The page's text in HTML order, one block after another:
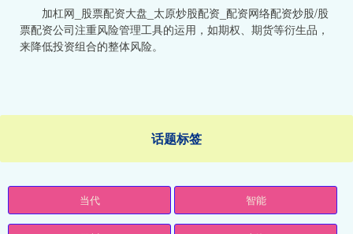
加杠网_股票配资大盘_太原炒股配资_配资网络配资炒股/股
票配资公司注重风险管理工具的运用，如期权、期货等衍生品，
来降低投资组合的整体风险。
话题标签
当代 智能